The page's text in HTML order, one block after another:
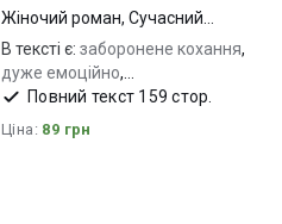
Жіночий роман, Сучасний
любовний роман
В тексті є: заборонене кохання,
дуже емоційно,
протистояння_пристрасть
Повний текст 159 стор.
Ціна: 89 грн